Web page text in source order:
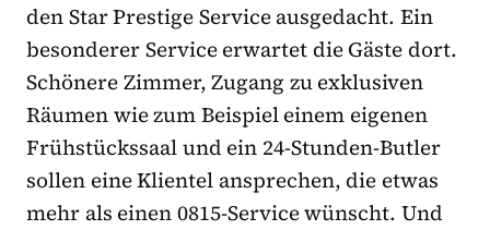
den Star Prestige Service ausgedacht. Ein
besonderer Service erwartet die Gäste dort.
Schönere Zimmer, Zugang zu exklusiven
Räumen wie zum Beispiel einem eigenen
Frühstückssaal und ein 24-Stunden-Butler
sollen eine Klientel ansprechen, die etwas
mehr als einen 0815-Service wünscht. Und